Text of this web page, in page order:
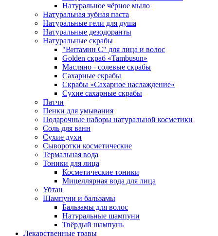
Натуральное чёрное мыло
Натуральная зубная паста
Натуральные гели для душа
Натуральные дезодоранты
Натуральные скрабы
"Витамин С" для лица и волос
Golden скраб «Tambusun»
Масляно - солевые скрабы
Сахарные скрабы
Скрабы «Сахарное наслаждение»
Сухие сахарные скрабы
Патчи
Пенки для умывания
Подарочные наборы натуральной косметики
Соль для ванн
Сухие духи
Сыворотки косметические
Термальная вода
Тоники для лица
Косметические тоники
Мицеллярная вода для лица
Убтан
Шампуни и бальзамы
Бальзамы для волос
Натуральные шампуни
Твёрдый шампунь
Лекарственные травы